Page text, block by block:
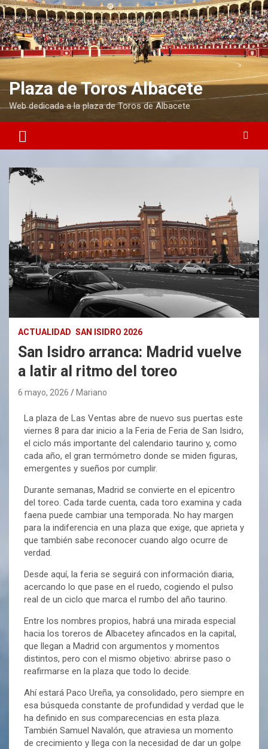
Plaza de Toros Albacete
Web dedicada a la plaza de Toros de Albacete
ACTUALIDAD SAN ISIDRO 2026
San Isidro arranca: Madrid vuelve
a latir al ritmo del toreo
6 mayo, 2026 Mariano
La plaza de Las Ventas abre de nuevo sus puertas este
viernes 8 para dar inicio a la Feria de Feria de San Isidro,
el ciclo más importante del calendario taurino y, como
cada año, el gran termómetro donde se miden figuras,
emergentes y sueños por cumplir.
Durante semanas, Madrid se convierte en el epicentro
del toreo. Cada tarde cuenta, cada toro examina y cada
faena puede cambiar una temporada. No hay margen
para la indiferencia en una plaza que exige, que aprieta y
que también sabe reconocer cuando algo ocurre de
verdad.
Desde aquí, la feria se seguirá con información diaria,
acercando lo que pase en el ruedo, cogiendo el pulso
real de un ciclo que marca el rumbo del año taurino.
Entre los nombres propios, habrá una mirada especial
hacia los toreros de Albacetey afincados en la capital,
que llegan a Madrid con argumentos y momentos
distintos, pero con el mismo objetivo: abrirse paso o
reafirmarse en la plaza que todo lo decide.
Ahí estará Paco Ureña, ya consolidado, pero siempre en
esa búsqueda constante de profundidad y verdad que le
ha definido en sus comparecencias en esta plaza.
También Samuel Navalón, que atraviesa un momento
de crecimiento y llega con la necesidad de dar un golpe